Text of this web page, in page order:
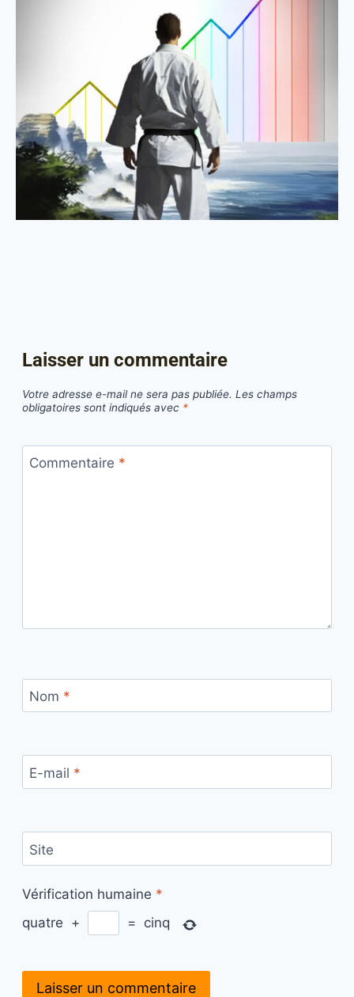
Laisser un commentaire
Votre adresse e-mail ne sera pas publiée. Les champs
obligatoires sont indiqués avec *
Commentaire *
Nom *
E-mail *
Site
Vérification humaine *
quatre + = cinq